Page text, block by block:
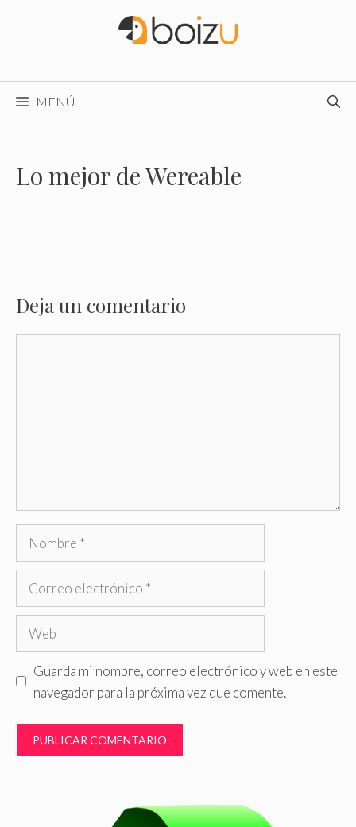
MENÚ
Lo mejor de Wereable
Deja un comentario
Nombre
Correo
Web
Guarda mi nombre, correo electrónico y web en este
navegador para la próxima vez que comente.